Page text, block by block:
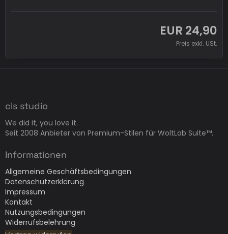
EUR 24,90
Preis exkl. USt.
cls studio
We did it, you love it.
Seit 2008 Anbieter von Premium-Stilen für WoltLab Suite™.
Informationen
Allgemeine Geschäftsbedingungen
Datenschutzerklärung
Impressum
Kontakt
Nutzungsbedingungen
Widerrufsbelehrung